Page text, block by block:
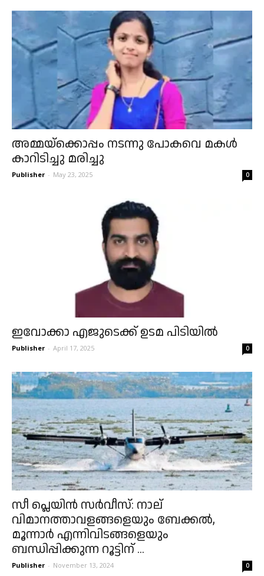
അമ്മയ്ക്കൊപ്പം നടന്നു പോകവെ മകൾ
കാറിടിച്ചു മരിച്ചു
Publisher - May 23, 2025 0
ഇവോക്കാ എജുടെക്ക് ഉടമ പിടിയിൽ
Publisher - April 17, 2025 0
സീ പ്ലെയിൻ സർവീസ്: നാല്
വിമാനത്താവളങ്ങളെയും ബേക്കൽ,
മൂന്നാർ എന്നിവിടങ്ങളെയും
ബന്ധിപ്പിക്കുന്ന റൂട്ടിന് ...
Publisher - November 13, 2024 0